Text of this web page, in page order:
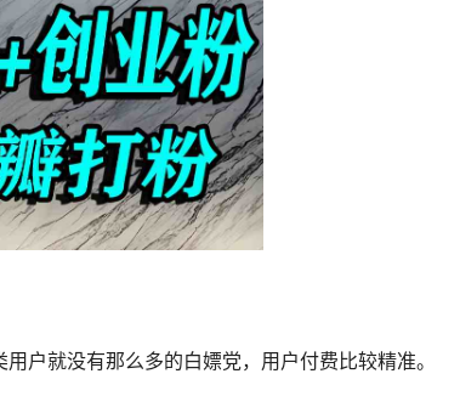
户就没有那么多的白嫖党，用户付费比较精准。